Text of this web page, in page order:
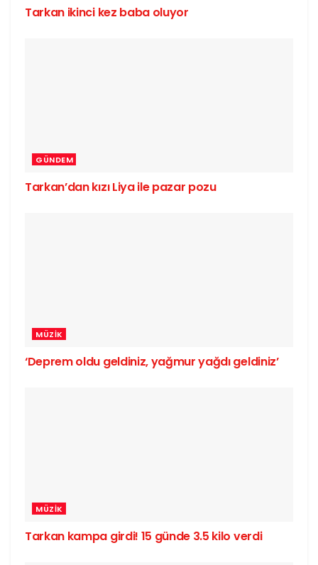
Tarkan ikinci kez baba oluyor
GÜNDEM
Tarkan’dan kızı Liya ile pazar pozu
MÜZIK
‘Deprem oldu geldiniz, yağmur yağdı geldiniz’
MÜZIK
Tarkan kampa girdi! 15 günde 3.5 kilo verdi